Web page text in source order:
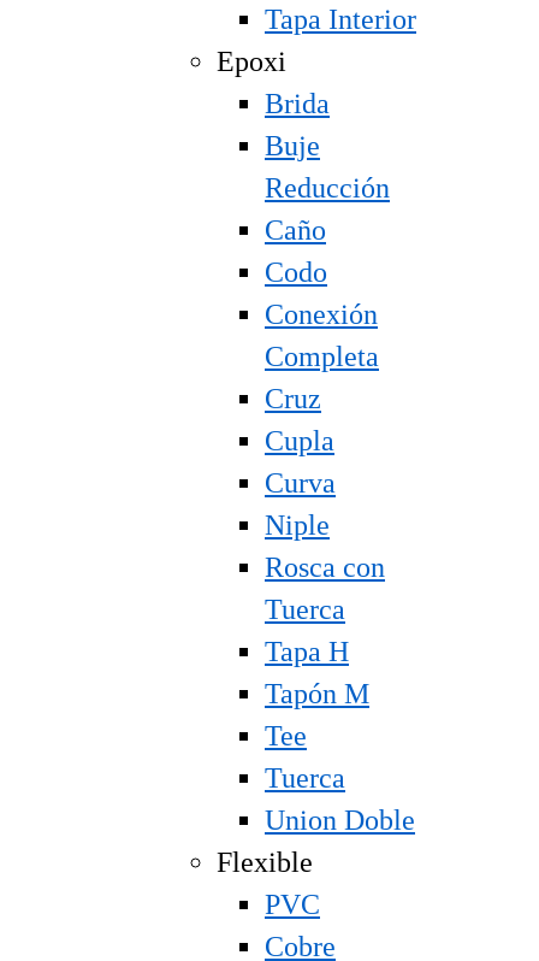
Tapa Interior
Epoxi
Brida
Buje
Reducción
Caño
Codo
Conexión
Completa
Cruz
Cupla
Curva
Niple
Rosca con
Tuerca
Tapa H
Tapón M
Tee
Tuerca
Union Doble
Flexible
PVC
Cobre